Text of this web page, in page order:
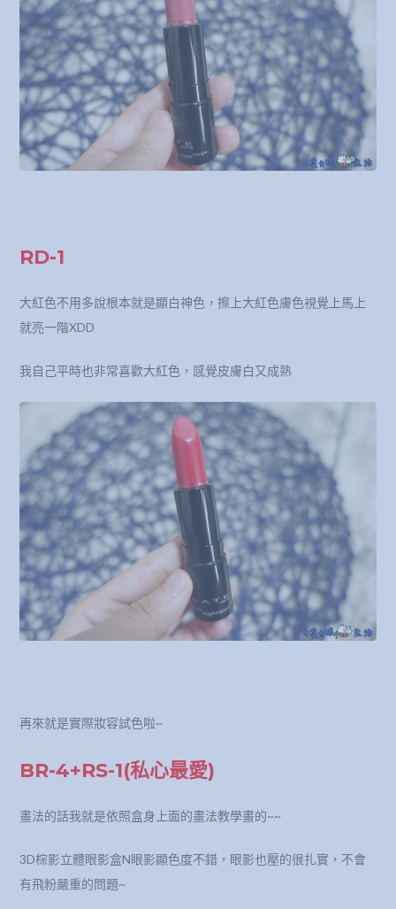
RD-1
大紅色不用多說根本就是顯白神色，擦上大紅色膚色視覺上馬上
就亮一階XDD
我自己平時也非常喜歡大紅色，感覺皮膚白又成熟
再來就是實際妝容試色啦~
BR-4+RS-1(私心最愛)
畫法的話我就是依照盒身上面的畫法教學畫的~~
3D棕影立體眼影盒N眼影顯色度不錯，眼影也壓的很扎實，不會
有飛粉嚴重的問題~